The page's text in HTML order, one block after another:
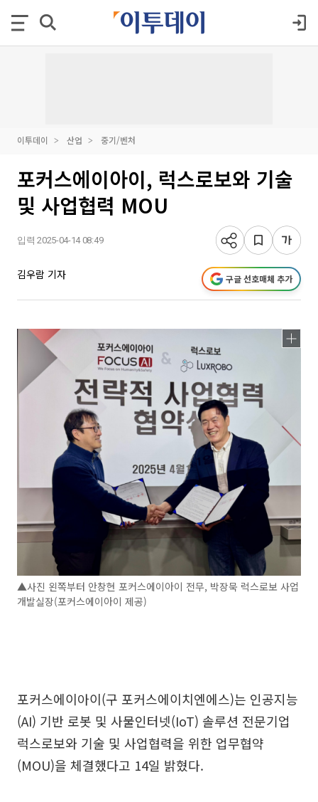
이투데이 산업 중기/벤처
포커스에이아이, 럭스로보와 기술
및 사업협력 MOU
입력 2025-04-14 08:49
김우람 기자 구글 선호매체 추가
▲사진 왼쪽부터 안창현 포커스에이아이 전무, 박장묵 럭스로보 사업
개발실장(포커스에이아이 제공)
포커스에이아이(구 포커스에이치엔에스)는 인공지능
(AI) 기반 로봇 및 사물인터넷(IoT) 솔루션 전문기업
럭스로보와 기술 및 사업협력을 위한 업무협약
(MOU)을 체결했다고 14일 밝혔다.